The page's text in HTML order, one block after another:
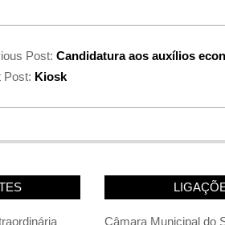
Post:Candidatura aos auxílios
Post: Kiosk
Câmara Municipal do